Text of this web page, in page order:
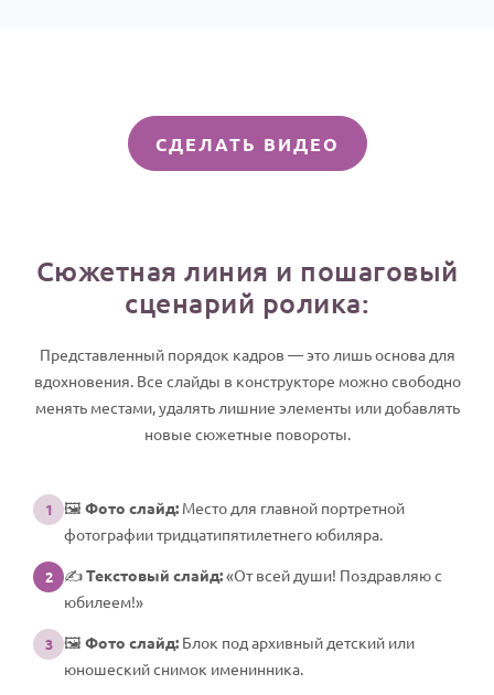
СДЕЛАТЬ ВИДЕО
Сюжетная линия и пошаговый
сценарий ролика:
Представленный порядок кадров — это лишь основа для
вдохновения. Все слайды в конструкторе можно свободно
менять местами, удалять лишние элементы или добавлять
новые сюжетные повороты.
1 🖼️ Фото слайд: Место для главной портретной
фотографии тридцатипятилетнего юбиляра.
2 ✍️Текстовый слайд:«От всей души! Поздравляю с
юбилеем!»
3 🖼️ Фото слайд: Блок под архивный детский или
юношеский снимок именинника.